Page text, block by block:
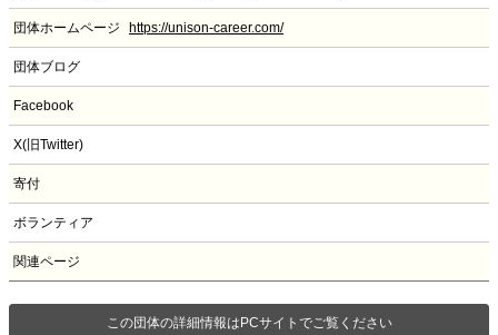
団体ホームページ https://unison-career.com/
団体ブログ
Facebook
X(旧Twitter)
寄付
ボランティア
関連ページ
この団体の詳細情報はPCサイトでご覧ください